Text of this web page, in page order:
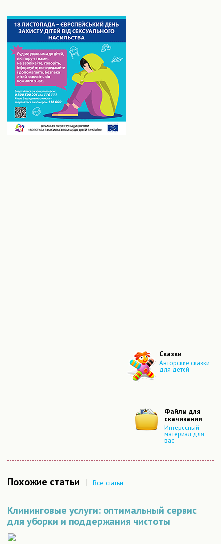
Сказки
Авторские сказки
для детей
Файлы для
скачивания
Интересный
материал для
вас
Похожие статьи | Все статьи
Клининговые услуги: оптимальный сервис
для уборки и поддержания чистоты